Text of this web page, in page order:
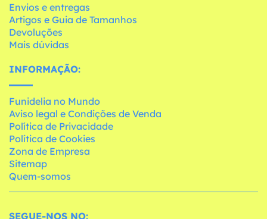
Envios e entregas
Artigos e Guia de Tamanhos
Devoluções
Mais dúvidas
INFORMAÇÃO:
Funidelia no Mundo
Aviso legal e Condições de Venda
Política de Privacidade
Política de Cookies
Zona de Empresa
Sitemap
Quem-somos
SEGUE-NOS NO: